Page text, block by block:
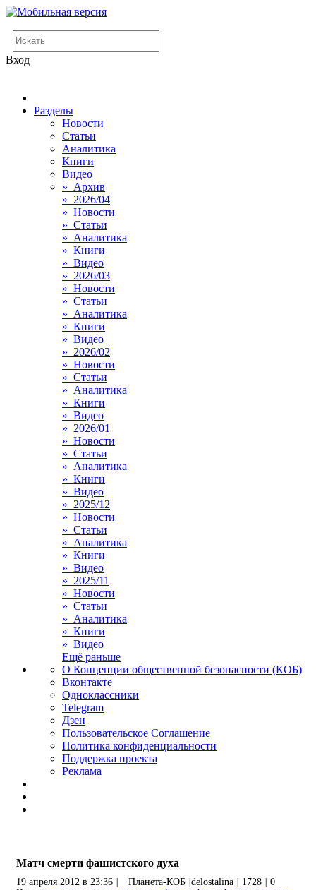
Вход
Разделы
Новости
Статьи
Аналитика
Книги
Видео
» Архив
» 2026/04
» Новости
» Статьи
» Аналитика
» Книги
» Видео
» 2026/03
» Новости
» Статьи
» Аналитика
» Книги
» Видео
» 2026/02
» Новости
» Статьи
» Аналитика
» Книги
» Видео
» 2026/01
» Новости
» Статьи
» Аналитика
» Книги
» Видео
» 2025/12
» Новости
» Статьи
» Аналитика
» Книги
» Видео
» 2025/11
» Новости
» Статьи
» Аналитика
» Книги
» Видео
Ещё раньше
О Концепции общественной безопасности (КОБ)
Вконтакте
Одноклассники
Telegram
Дзен
Пользовательское Соглашение
Политика конфиденциальности
Поддержка проекта
Реклама
Матч смерти фашистского духа
19 апреля 2012 в 23:36 Планета-КОБ delostalina 1728
0